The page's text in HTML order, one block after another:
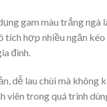
gam màu trắng ngà
tích hợp nhiều ngăn
đình.
dễ lau chùi mà không
viên trong quá trình